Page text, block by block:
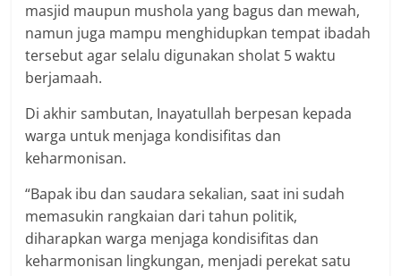
masjid maupun mushola yang bagus dan mewah,
namun juga mampu menghidupkan tempat ibadah
tersebut agar selalu digunakan sholat 5 waktu
berjamaah.
Di akhir sambutan, Inayatullah berpesan kepada
warga untuk menjaga kondisifitas dan
keharmonisan.
“Bapak ibu dan saudara sekalian, saat ini sudah
memasukin rangkaian dari tahun politik,
diharapkan warga menjaga kondisifitas dan
keharmonisan lingkungan, menjadi perekat satu